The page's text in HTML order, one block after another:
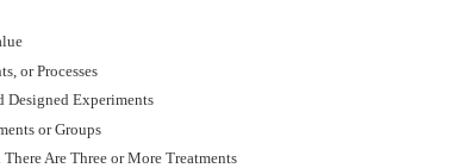
or Processes
Designed Experiments
or Groups
Are Three or More Treatments